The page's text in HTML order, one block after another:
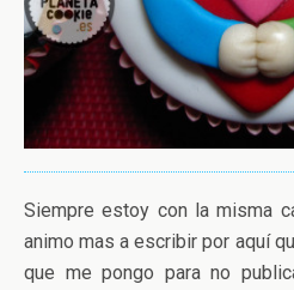
Siempre estoy con la misma
animo mas a escribir por aquí
que me pongo para no